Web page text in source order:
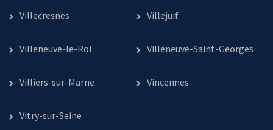
Villecresnes Villejuif
Villeneuve-le-Roi Villeneuve-Saint-Georges
Villiers-sur-Marne Vincennes
Vitry-sur-Seine